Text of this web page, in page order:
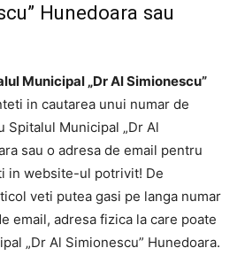
Hunedoara sau
Municipal „Dr Al Simionescu”
in cautarea unui numar de
Municipal „Dr Al
sau o adresa de email pentru
in website-ul potrivit! De
veti putea gasi pe langa numar
email, adresa fizica la care poate
„Dr Al Simionescu” Hunedoara.